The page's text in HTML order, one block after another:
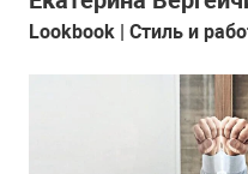
Lookbook | Стиль и